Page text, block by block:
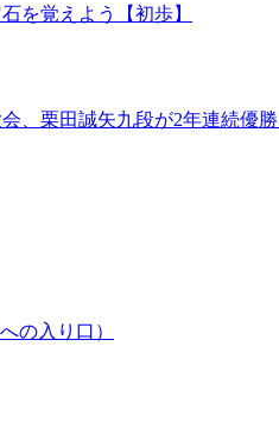
を覚えよう【初歩】
、栗田誠矢九段が2年連続優勝
の入り口）